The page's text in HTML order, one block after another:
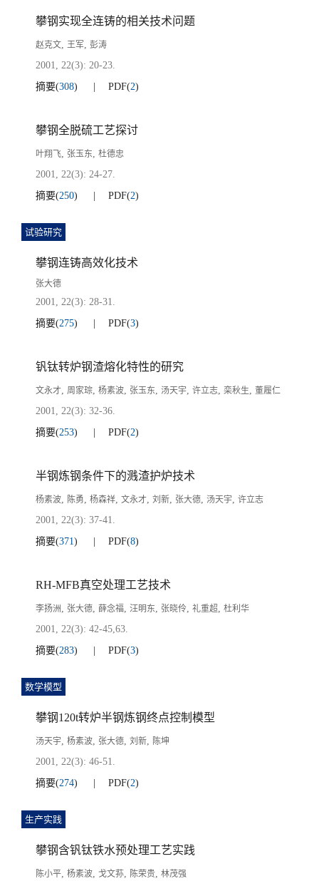
攀钢实现全连铸的相关技术问题
赵克文, 王军, 彭涛
2001, 22(3): 20-23.
摘要(308) PDF(2)
攀钢全脱硫工艺探讨
叶翔飞, 张玉东, 杜德忠
2001, 22(3): 24-27.
摘要(250) PDF(2)
试验研究
攀钢连铸高效化技术
张大德
2001, 22(3): 28-31.
摘要(275) PDF(3)
钒钛转炉钢渣熔化特性的研究
文永才, 周家琮, 杨素波, 张玉东, 汤天宇, 许立志, 栾秋生, 董履仁
2001, 22(3): 32-36.
摘要(253) PDF(2)
半钢炼钢条件下的溅渣护炉技术
杨素波, 陈勇, 杨森祥, 文永才, 刘新, 张大德, 汤天宇, 许立志
2001, 22(3): 37-41.
摘要(371) PDF(8)
RH-MFB真空处理工艺技术
李扬洲 , 张大德, 薛念福, 汪明东, 张晓伶, 礼重超, 杜利华
2001, 22(3): 42-45,63.
摘要(283) PDF(3)
数学模型
攀钢120t转炉半钢炼钢终点控制模型
汤天宇, 杨素波, 张大德, 刘新, 陈坤
2001, 22(3): 46-51.
摘要(274) PDF(2)
生产实践
攀钢含钒钛铁水预处理工艺实践
陈小平, 杨素波, 戈文荪, 陈荣贵, 林茂强